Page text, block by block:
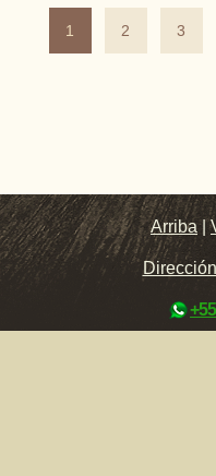
1 2 3
Arriba |